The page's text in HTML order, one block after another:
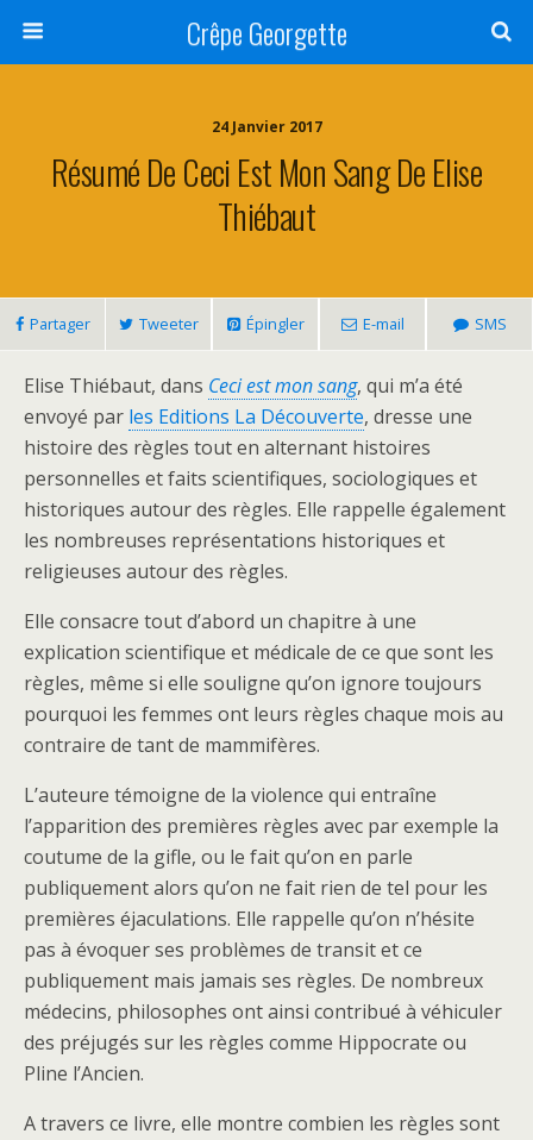
Crêpe Georgette
24 Janvier 2017
Résumé De Ceci Est Mon Sang De Elise
Thiébaut
Partager Tweeter Épingler E-mail SMS
Elise Thiébaut, dans Ceci est mon sang, qui m’a été
envoyé par les Editions La Découverte, dresse une
histoire des règles tout en alternant histoires
personnelles et faits scientifiques, sociologiques et
historiques autour des règles. Elle rappelle également
les nombreuses représentations historiques et
religieuses autour des règles.
Elle consacre tout d’abord un chapitre à une
explication scientifique et médicale de ce que sont les
règles, même si elle souligne qu’on ignore toujours
pourquoi les femmes ont leurs règles chaque mois au
contraire de tant de mammifères.
L’auteure témoigne de la violence qui entraîne
l’apparition des premières règles avec par exemple la
coutume de la gifle, ou le fait qu’on en parle
publiquement alors qu’on ne fait rien de tel pour les
premières éjaculations. Elle rappelle qu’on n’hésite
pas à évoquer ses problèmes de transit et ce
publiquement mais jamais ses règles. De nombreux
médecins, philosophes ont ainsi contribué à véhiculer
des préjugés sur les règles comme Hippocrate ou
Pline l’Ancien.
A travers ce livre, elle montre combien les règles sont